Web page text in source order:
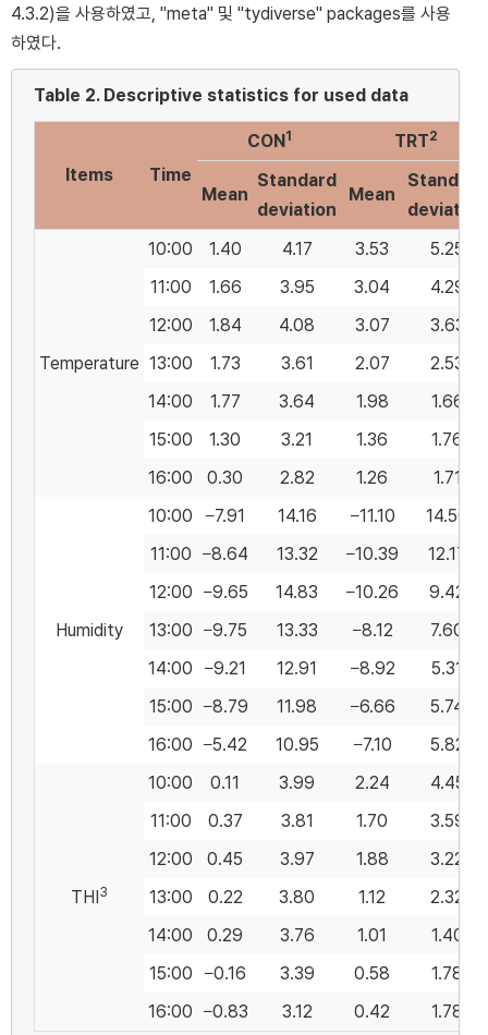
4.3.2)을 사용하였고, "meta" 및 "tydiverse" packages를 사용
하였다.
Table 2. Descriptive statistics for used data
Items Time
CON1 TRT2
Mean
Standard
deviation
Mean
Standard
deviation
Temperature
10:00 1.40 4.17 3.53
5.25
11:00
1.66 3.95 3.04
4.29
12:00
1.84 4.08 3.07
3.63
13:00
1.73 3.61 2.07
2.53
14:00
1.77 3.64 1.98
1.66
15:00
1.30 3.21 1.36
1.76
16:00
0.30 2.82 1.26 1.71
Humidity
10:00 −7.91 14.16 −11.10
14.50
11:00 −8.64 13.32 −10.39
12.17
12:00 −9.65 14.83 −10.26
9.42
13:00 −9.75 13.33 −8.12
7.60
14:00
−9.21 12.91 −8.92
5.31
15:00 −8.79 11.98 −6.66
5.74
16:00 −5.42 10.95 −7.10 5.82
THI3
10:00 0.11 3.99 2.24
4.45
11:00
0.37 3.81 1.70
3.59
12:00
0.45 3.97 1.88
3.22
13:00
0.22 3.80 1.12
2.32
14:00
0.29 3.76 1.01
1.40
15:00
−0.16 3.39 0.58
1.78
16:00 −0.83 3.12 0.42 1.78